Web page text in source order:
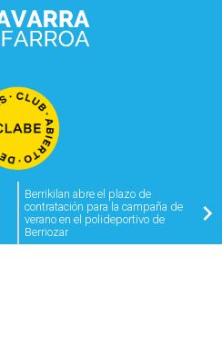
Berrikilan abre el plazo de
contratación para la campaña de
verano en el polideportivo de
Berriozar